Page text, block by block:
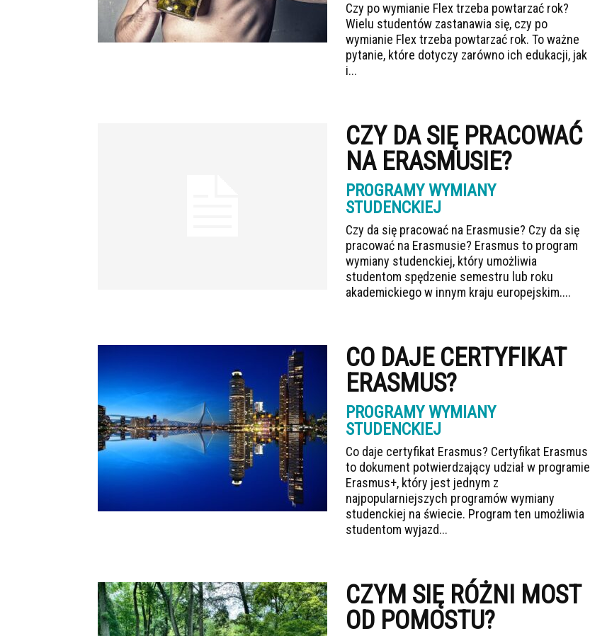
Czy po wymianie Flex trzeba powtarzać rok?
Wielu studentów zastanawia się, czy po
wymianie Flex trzeba powtarzać rok. To ważne
pytanie, które dotyczy zarówno ich edukacji, jak
i...
CZY DA SIĘ PRACOWAĆ
NA ERASMUSIE?
PROGRAMY WYMIANY
STUDENCKIEJ
Czy da się pracować na Erasmusie? Czy da się
pracować na Erasmusie? Erasmus to program
wymiany studenckiej, który umożliwia
studentom spędzenie semestru lub roku
akademickiego w innym kraju europejskim....
CO DAJE CERTYFIKAT
ERASMUS?
PROGRAMY WYMIANY
STUDENCKIEJ
Co daje certyfikat Erasmus? Certyfikat Erasmus
to dokument potwierdzający udział w programie
Erasmus+, który jest jednym z
najpopularniejszych programów wymiany
studenckiej na świecie. Program ten umożliwia
studentom wyjazd...
CZYM SIĘ RÓŻNI MOST
OD POMOSTU?